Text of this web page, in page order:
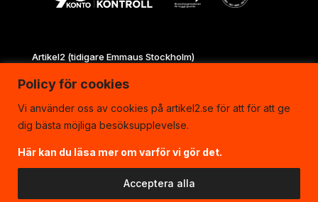
Policy för cookies
Vi använder oss av cookies på artikel2.se för att för att ge
dig bästa möjliga besöksupplevelse.
Här kan du läsa mer om varför vi gör det.
Acceptera alla
Artikel2 (tidigare Emmaus Stockholm)
126 30 Hägersten
08-744 22 22
info@artikel2.se
   